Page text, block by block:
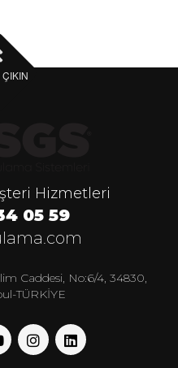
Hizmetleri
05 59
Caddesi, No:6/4, 34830,
TÜRKİYE